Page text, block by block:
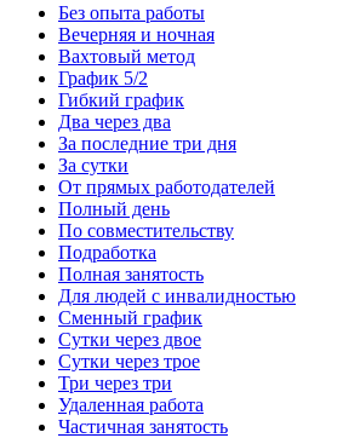
Без опыта работы
Вечерняя и ночная
Вахтовый метод
График 5/2
Гибкий график
Два через два
За последние три дня
За сутки
От прямых работодателей
Полный день
По совместительству
Подработка
Полная занятость
Для людей с инвалидностью
Сменный график
Сутки через двое
Сутки через трое
Три через три
Удаленная работа
Частичная занятость